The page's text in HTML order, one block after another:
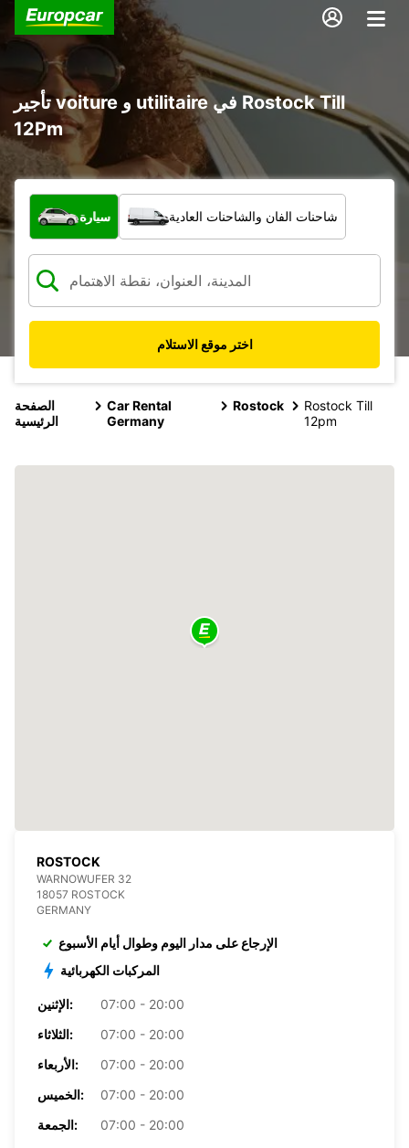
تأجير voiture و utilitaire في Rostock Till
12Pm
ما نوع المركبة؟
سيارة شاحنات الفان والشاحنات العادية
اختر موقع الاستلام
الصفحة
الرئيسية
Car Rental
Germany
Rostock
Rostock Till
12pm
ROSTOCK
WARNOWUFER 32
18057 ROSTOCK
GERMANY
الإرجاع على مدار اليوم وطوال أيام الأسبوع
المركبات الكهربائية
الإثنين:
07:00 - 20:00
الثلاثاء:
07:00 - 20:00
الأربعاء:
07:00 - 20:00
الخميس:
07:00 - 20:00
الجمعة:
07:00 - 20:00